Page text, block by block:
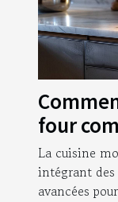
four
La cuisine
intégrant des
avancées